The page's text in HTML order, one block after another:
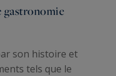
son histoire et
tels que le